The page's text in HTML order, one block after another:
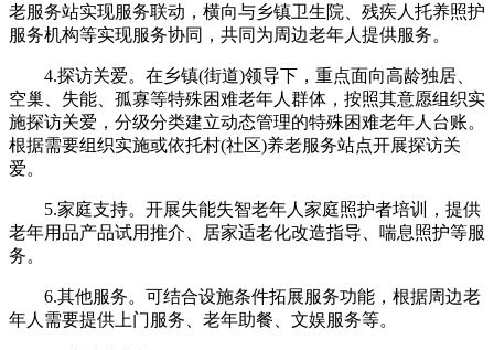
老服务站实现服务联动，横向与乡镇卫生院、残疾人托养照护
服务机构等实现服务协同，共同为周边老年人提供服务。
4.探访关爱。在乡镇(街道)领导下，重点面向高龄独居、
空巢、失能、孤寡等特殊困难老年人群体，按照其意愿组织实
施探访关爱，分级分类建立动态管理的特殊困难老年人台账。
根据需要组织实施或依托村(社区)养老服务站点开展探访关
爱。
5.家庭支持。开展失能失智老年人家庭照护者培训，提供
老年用品产品试用推介、居家适老化改造指导、喘息照护等服
务。
6.其他服务。可结合设施条件拓展服务功能，根据周边老
年人需要提供上门服务、老年助餐、文娱服务等。